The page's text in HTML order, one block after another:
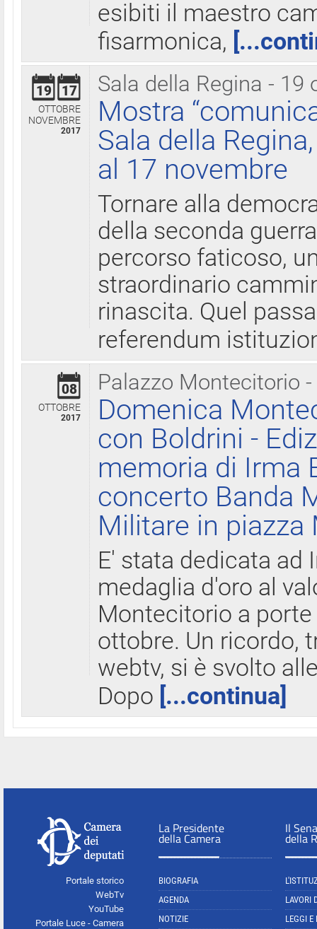
esibiti il maestro
fisarmonica,
Sala della Regina - 19
19 17
OTTOBRE
NOVEMBRE
2017
Mostra
Sala della
al 17 novembre
Tornare alla
della seconda
percorso faticoso,
straordinario
rinascita. Quel
referendum
Palazzo Montecitorio
08
OTTOBRE
2017
Domenica
con Boldrini -
memoria di Irma
concerto Banda
Militare in
E' stata dedicata ad
medaglia d'oro al
Montecitorio a
ottobre. Un ricordo,
webtv, si è svolto
Dopo [...continua]
Portale storico
WebTv
YouTube
Portale Luce - Camera
La Presidente
della Camera
BIOGRAFIA
AGENDA
NOTIZIE
Il
della
LAVORI
LEGGI E